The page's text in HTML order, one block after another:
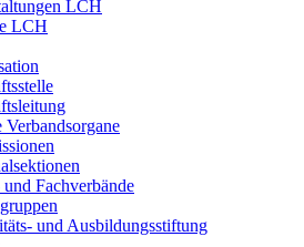
LCH
LCH
Verbandsorgane
und Fachverbände
und Ausbildungsstiftung